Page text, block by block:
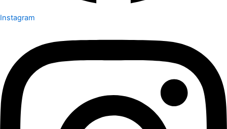
Instagram